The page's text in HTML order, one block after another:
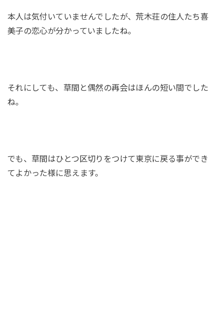
本人は気付いていませんでしたが、荒木荘の住人たち喜
美子の恋心が分かっていましたね。
それにしても、草間と偶然の再会はほんの短い間でした
ね。
でも、草間はひとつ区切りをつけて東京に戻る事ができ
てよかった様に思えます。